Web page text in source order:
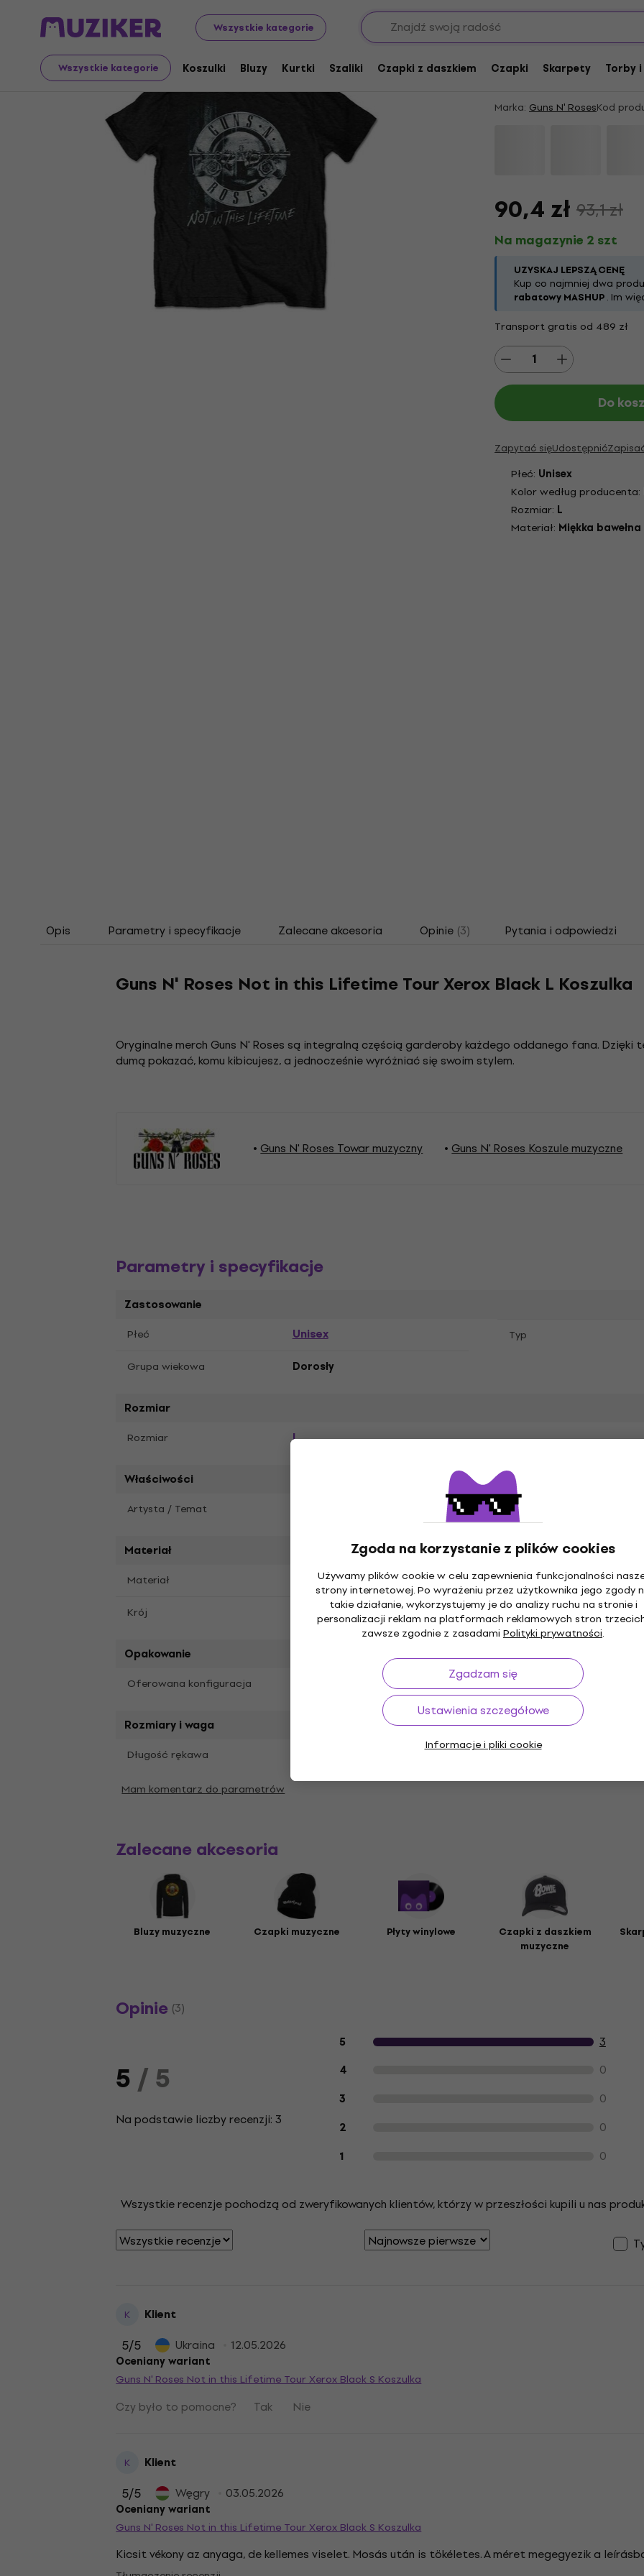
Wszystkie kategorie
Wszystkie kategorie Koszulki Bluzy Kurtki Szaliki Czapki z daszkiem Czapki Skarpety Torby
Zgoda na korzystanie z plików cookies
Używamy plików cookie w celu zapewnienia funkcjonalności
strony internetowej. Po wyrażeniu przez użytkownika jego zgody
takie działanie, wykorzystujemy je do analizy ruchu na stronie i
personalizacji reklam na platformach reklamowych stron
zawsze zgodnie z zasadami Polityki prywatności.
Zgadzam się
Ustawienia szczegółowe
Informacje i pliki cookie
Merch Towar muzyczny Koszulki
Guns N' Roses Not
Koszulka
Marka: Guns N' RosesKod
90,4 zł 93,1 zł
Na magazynie 2 szt
UZYSKAJ LEPSZĄ CENĘ
Kup co najmniej dwa
rabatowy MASHUP. Im
Transport gratis od 489 zł
Do
Zapytać sięUdostępnić
Płeć: Unisex
Kolor według producenta:
Rozmiar: L
Materiał: Miękka bawełna
Opis Parametry i specyfikacje Zalecane akcesoria Opinie (3) Pytania i odpowiedzi
Guns N' Roses Not in this Lifetime Tour Xerox Black L Koszulka
Oryginalne merch Guns N' Roses są integralną częścią garderoby każdego oddanego fana. Dzięki
dumą pokazać, komu kibicujesz, a jednocześnie wyróżniać się swoim stylem.
Guns N' Roses Towar muzyczny Guns N' Roses Koszule muzyczne
Parametry i specyfikacje
Zastosowanie
Płeć Unisex Typ
Grupa wiekowa Dorosły
Rozmiar
Rozmiar L
Właściwości
Artysta / Temat
Materiał
Materiał Miękka bawełna Specyfikacja materiałów
Krój
Regularny krój
Opakowanie
Oferowana konfiguracja Oferta standardowa
Rozmiary i waga
Długość rękawa
Mam komentarz do parametrów
Zalecane akcesoria
Bluzy muzyczne Czapki muzyczne Płyty winylowe
Czapki z daszkiem
muzyczne
Opinie (3)
5/ 5
Na podstawie liczby recenzji: 3
Opinie klientów na temat produktu
5 3
4 0
3 0
2 0
1 0
Wszystkie recenzje pochodzą od zweryfikowanych klientów, którzy w przeszłości kupili u nas
K Klient
5/5 Ukraina 12.05.2026
Oceniany wariant
Guns N' Roses Not in this Lifetime Tour Xerox Black S Koszulka
Czy było to pomocne? Tak Nie
K Klient
5/5 Węgry 03.05.2026
Oceniany wariant
Guns N' Roses Not in this Lifetime Tour Xerox Black S Koszulka
Kicsit vékony az anyaga, de kellemes viselet. Mosás után is tökéletes. A méret megegyezik a